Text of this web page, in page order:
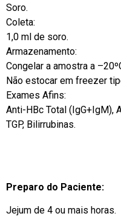
Soro.
Coleta:
1,0 ml de soro.
Armazenamento:
Congelar a amostra a
Não estocar em freezer
Exames Afins:
Anti-HBc Total (IgG+IgM),
TGP, Bilirrubinas.
Preparo do Paciente:
Jejum de 4 ou mais horas.